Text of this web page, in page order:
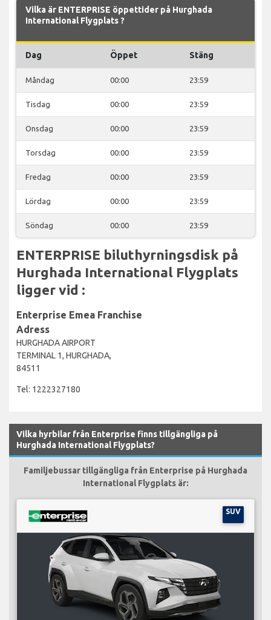
Vilka är ENTERPRISE öppettider på Hurghada
International Flygplats ?
Dag Öppet Stäng
Måndag 00:00 23:59
Tisdag 00:00 23:59
Onsdag 00:00 23:59
Torsdag 00:00 23:59
Fredag 00:00 23:59
Lördag 00:00 23:59
Söndag 00:00 23:59
ENTERPRISE biluthyrningsdisk på
Hurghada International Flygplats
ligger vid :
Enterprise Emea Franchise
Adress
HURGHADA AIRPORT
TERMINAL 1, HURGHADA,
84511
Tel: 1222327180
Vilka hyrbilar från Enterprise finns tillgängliga på
Hurghada International Flygplats?
Familjebussar tillgängliga från Enterprise på Hurghada
International Flygplats är:
SUV